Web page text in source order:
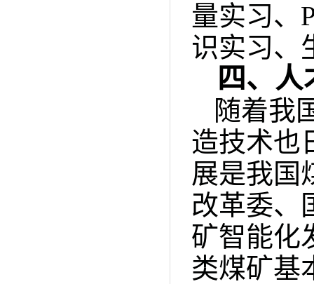
量实习、
识实习、
四、人
随着我
造技术也
展是我国
改革委、
矿智能化
类煤矿基